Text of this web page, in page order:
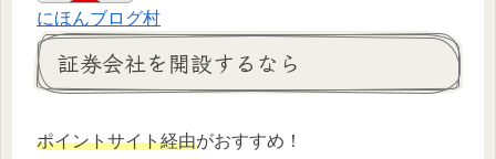
にほんブログ村
証券会社を開設するなら
ポイントサイト経由がおすすめ！